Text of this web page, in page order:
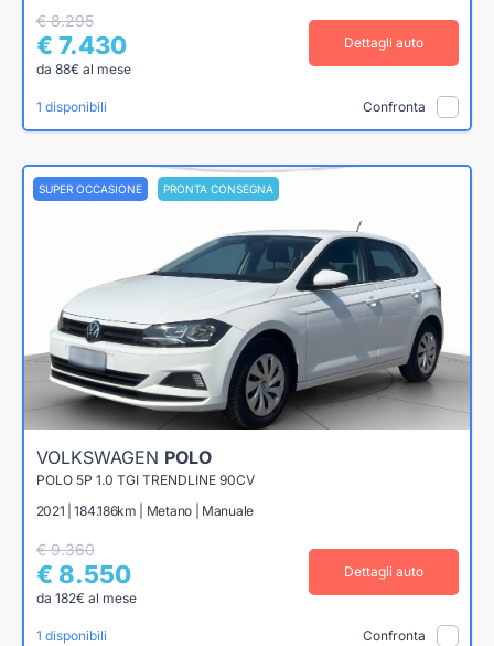
€ 8.295
€ 7.430
da 88€ al mese
Dettagli auto
1 disponibili Confronta
SUPER OCCASIONE PRONTA CONSEGNA
VOLKSWAGEN POLO
POLO 5P 1.0 TGI TRENDLINE 90CV
2021 | 184.186km | Metano | Manuale
€ 9.360
€ 8.550
da 182€ al mese
Dettagli auto
1 disponibili Confronta